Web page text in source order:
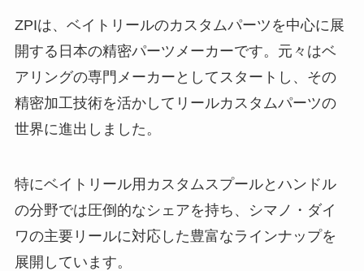
ZPIは、ベイトリールのカスタムパーツを中心に展
開する日本の精密パーツメーカーです。元々はベ
アリングの専門メーカーとしてスタートし、その
精密加工技術を活かしてリールカスタムパーツの
世界に進出しました。
特にベイトリール用カスタムスプールとハンドル
の分野では圧倒的なシェアを持ち、シマノ・ダイ
ワの主要リールに対応した豊富なラインナップを
展開しています。